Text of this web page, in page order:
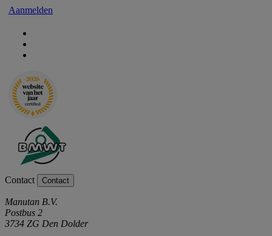
Aanmelden
Contact Contact
Manutan B.V.
Postbus 2
3734 ZG Den Dolder